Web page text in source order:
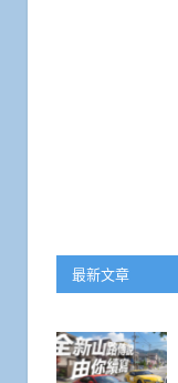
最新文章